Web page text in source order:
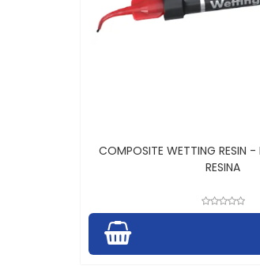
COMPOSITE WETTING RESIN -
RESINA